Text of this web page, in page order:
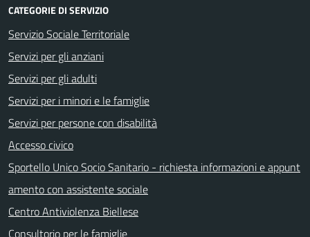
CATEGORIE DI SERVIZIO
Servizio Sociale Territoriale
Servizi per gli anziani
Servizi per gli adulti
Servizi per i minori e le famiglie
Servizi per persone con disabilità
Accesso civico
Sportello Unico Socio Sanitario - richiesta informazioni e appunt
amento con assistente sociale
Centro Antiviolenza Biellese
Consultorio per le famiglie